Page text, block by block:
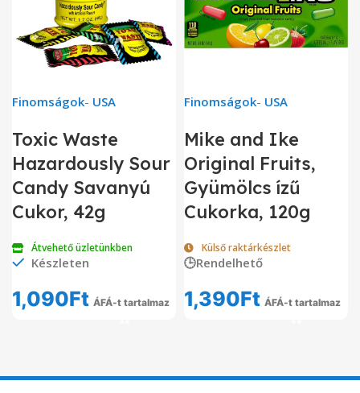
Finomságok- USA
Toxic Waste
Hazardously Sour
Candy Savanyú
Cukor, 42g
Átvehető üzletünkben
Készleten
1,090Ft ÁFÁ-t tartalmaz
Finomságok- USA
Mike and Ike
Original Fruits,
Gyümölcs ízű
Cukorka, 120g
Külső raktárkészlet
🕒Rendelhető
1,390Ft ÁFÁ-t tartalmaz